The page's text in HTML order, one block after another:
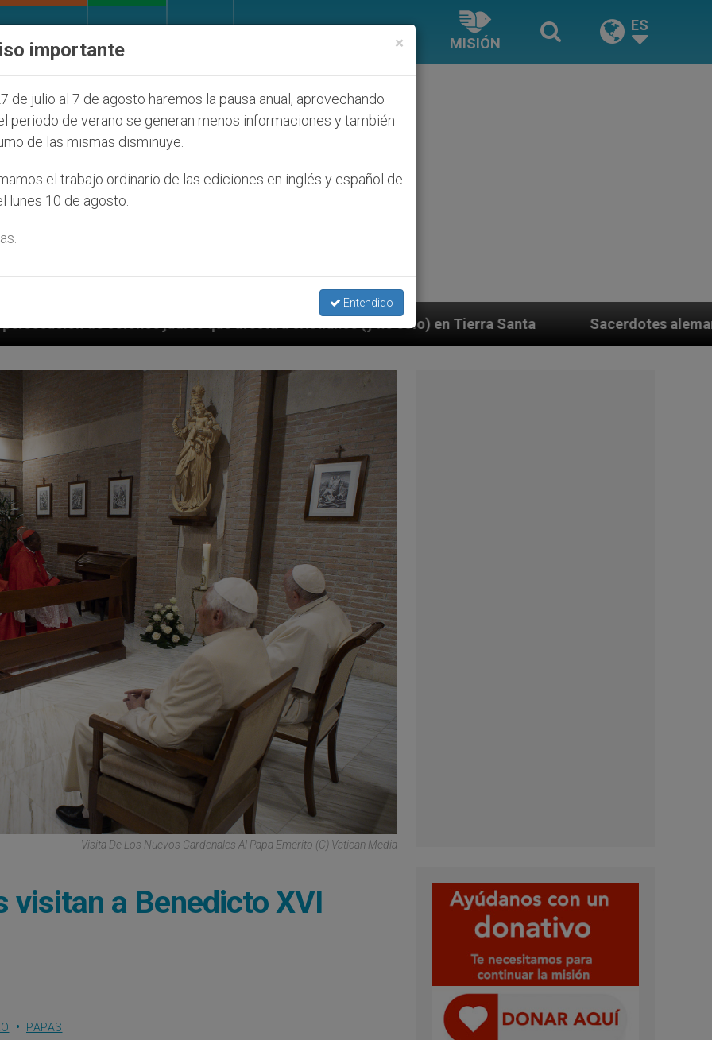
MISIÓN
ES
afecta a cristianos (y no sólo) en Tierra Santa Sacerdotes alemanes fieles al Papa contestan
Visita De Los Nuevos Cardenales Al Papa Emérito (C) Vatican Media
visitan a Benedicto XVI
PAPAS
×
importante
de julio al 7 de agosto haremos la pausa anual, aprovechando
periodo de verano se generan menos informaciones y también
de las mismas disminuye.
el trabajo ordinario de las ediciones en inglés y español de
lunes 10 de agosto.
Entendido